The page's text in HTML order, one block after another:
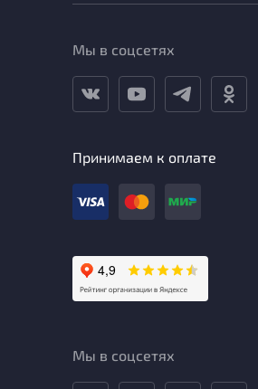
Мы в соцсетях
Принимаем к оплате
Мы в соцсетях